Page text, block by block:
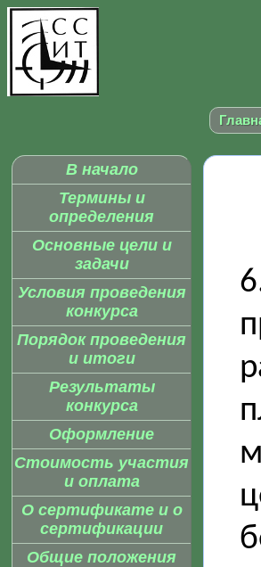
В начало
Термины и
определения
Основные цели и
задачи
Условия проведения
конкурса
Порядок проведения
и итоги
Результаты
конкурса
Оформление
Стоимость участия
и оплата
О сертификате и о
сертификации
Общие положения